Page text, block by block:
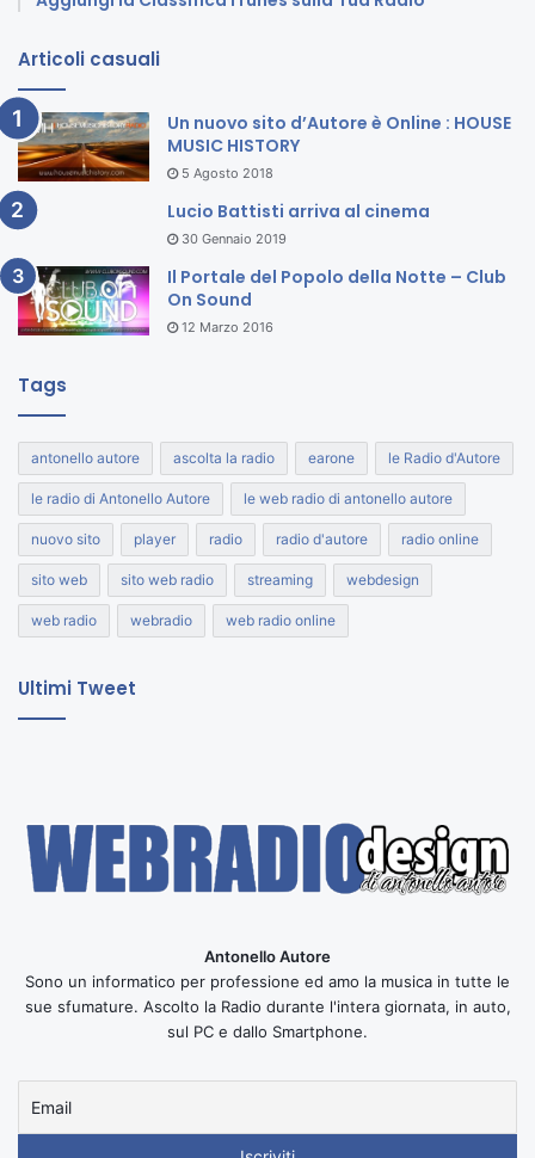
Articoli casuali
Un nuovo sito d’Autore è Online : HOUSE
MUSIC HISTORY
5 Agosto 2018
Lucio Battisti arriva al cinema
30 Gennaio 2019
Il Portale del Popolo della Notte – Club
On Sound
12 Marzo 2016
Tags
antonello autore ascolta la radio earone le Radio d'Autore
le radio di Antonello Autore le web radio di antonello autore
nuovo sito player radio radio d'autore radio online
sito web sito web radio streaming webdesign
web radio webradio web radio online
Ultimi Tweet
Antonello Autore
Sono un informatico per professione ed amo la musica in tutte le
sue sfumature. Ascolto la Radio durante l'intera giornata, in auto,
sul PC e dallo Smartphone.